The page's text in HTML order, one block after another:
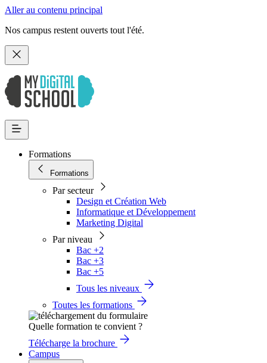
Aller au contenu principal
Nos campus restent ouverts tout l'été.
Formations
Formations
Par secteur
Design et Création Web
Informatique et Développement
Marketing Digital
Par niveau
Bac +2
Bac +3
Bac +5
Tous les niveaux
Toutes les formations
Quelle formation te convient ?
Télécharge la brochure
Campus